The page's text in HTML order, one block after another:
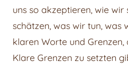
uns so akzeptieren, wie wir
schätzen, was wir tun, was
klaren Worte und Grenzen,
Klare Grenzen zu setzten